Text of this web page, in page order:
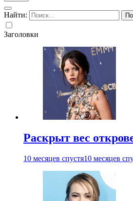
Найти:
Заголовки
Раскрыт вес
10 месяцев спустя10 месяцев